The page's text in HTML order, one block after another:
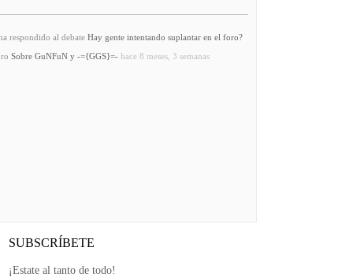
respondido al debate Hay gente intentando suplantar en el foro?
Sobre GuNFuN y -={GGS}=- hace 8 meses, 3 semanas
SUBSCRÍBETE
¡Estate al tanto de todo!